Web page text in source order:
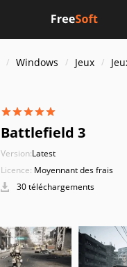
Windows Jeux
Battlefield 3
Version:Latest
Licence: Moyennant des frais
30 téléchargements